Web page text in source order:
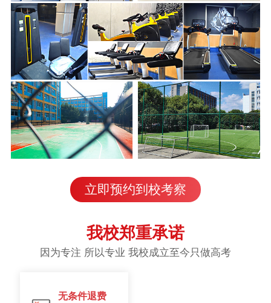
立即预约到校考察
我校郑重承诺
因为专注 所以专业 我校成立至今只做高考
无条件退费